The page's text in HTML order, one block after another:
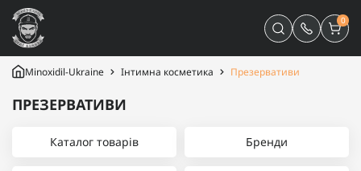
0
Minoxidil-Ukraine Інтимна косметика Презервативи
ПРЕЗЕРВАТИВИ
Каталог товарів Бренди